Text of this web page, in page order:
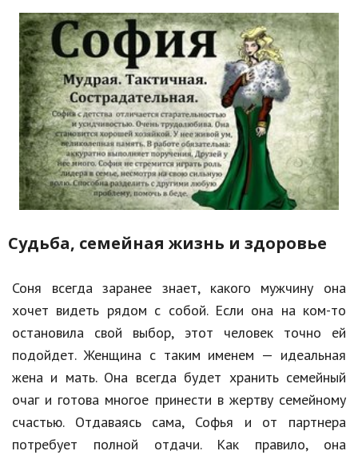
Судьба, семейная жизнь и здоровье
Соня всегда заранее знает, какого мужчину она
хочет видеть рядом с собой. Если она на ком-то
остановила свой выбор, этот человек точно ей
подойдет. Женщина с таким именем — идеальная
жена и мать. Она всегда будет хранить семейный
очаг и готова многое принести в жертву семейному
счастью. Отдаваясь сама, Софья и от партнера
потребует полной отдачи. Как правило, она